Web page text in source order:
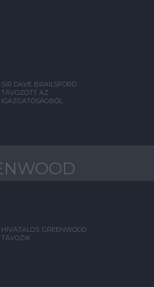
SIR DAVE BRAILSFORD
TÁVOZOTT AZ
IGAZGATÓSÁGBÓL
HIVATALOS: GREENWOOD
TÁVOZIK